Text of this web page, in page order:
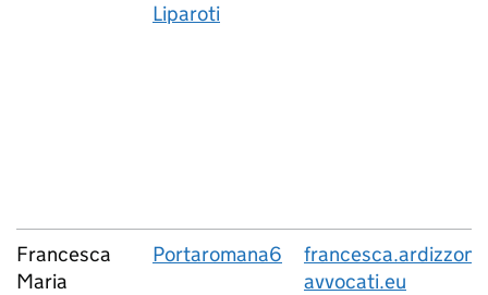
Liparoti
Francesca
Maria
Portaromana6
avvocati.eu